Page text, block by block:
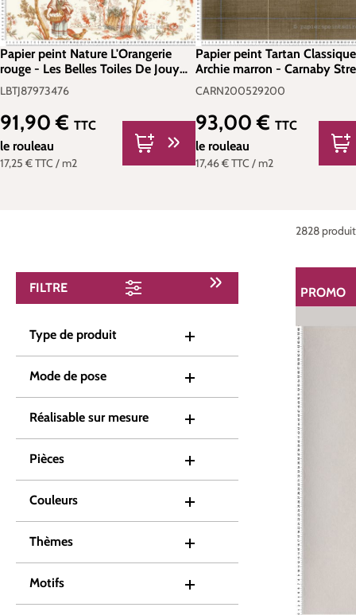
Papier peint Nature L'Orangerie
rouge - Les Belles Toiles De Jouy
de Casadéco | Réf. LBTJ87973476
LBTJ87973476
17,25 €TTC / m2
Prix régulier :
91,90 € TTC
le rouleau
Papier peint Tartan Classique
Archie marron - Carnaby
Casadéco | Réf.
CARN200529200
17,46 €TTC/ m2
Prix régulier :
93,00 €TTC
le rouleau
FILTRE
Type de produit
Mode de pose
Réalisable sur mesure
Pièces
Couleurs
Thèmes
Motifs
2828
PROMO